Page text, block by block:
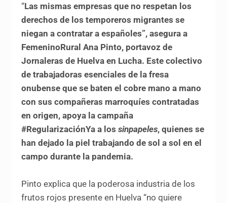
“Las mismas empresas que no respetan los
derechos de los temporeros migrantes se
niegan a contratar a españoles”, asegura a
FemeninoRural Ana Pinto, portavoz de
Jornaleras de Huelva en Lucha. Este colectivo
de trabajadoras esenciales de la fresa
onubense que se baten el cobre mano a mano
con sus compañeras marroquíes contratadas
en origen, apoya la campaña
#RegularizaciónYa a lossinpapeles, quienes se
han dejado la piel trabajando de sol a sol en el
campo durante la pandemia.
Pinto explica que la poderosa industria de los
frutos rojos presente en Huelva “no quiere